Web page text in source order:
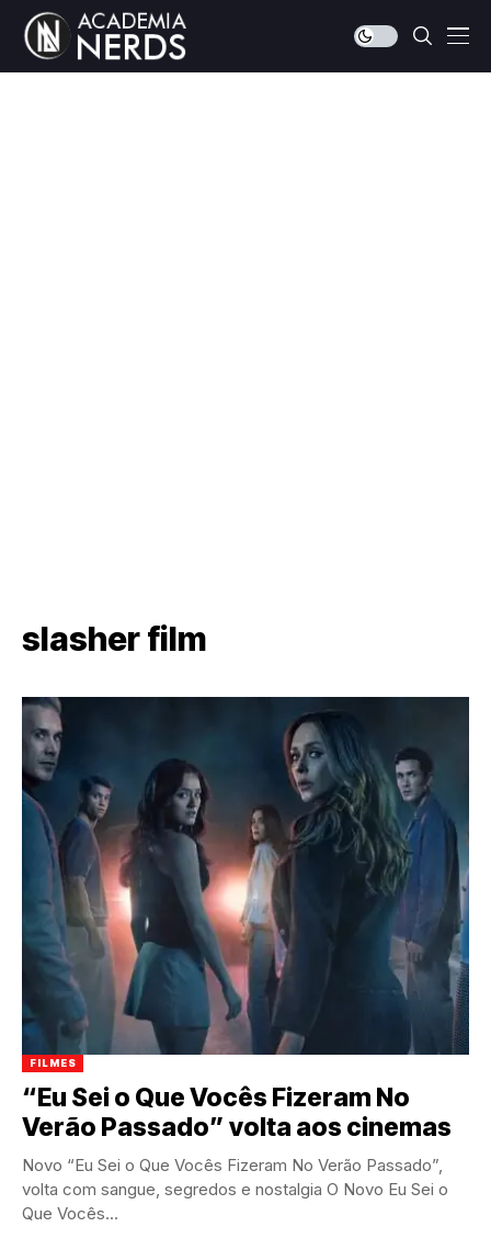
slasher film
FILMES
“Eu Sei o Que Vocês Fizeram No
Verão Passado” volta aos cinemas
Novo “Eu Sei o Que Vocês Fizeram No Verão Passado”,
volta com sangue, segredos e nostalgia O Novo Eu Sei o
Que Vocês...